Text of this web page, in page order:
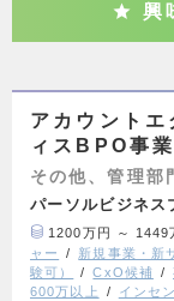
興
アカウントエ
ィスBPO事
その他、管理部
パーソルビジネス
1200万円 ～ 1449
ャー
新規事業・新
験可）
CxO候補
600万以上
インセ